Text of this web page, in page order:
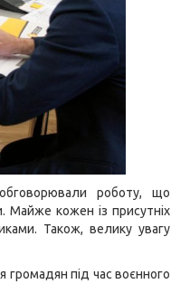
роботу, що
Майже кожен із присутніх
Також, велику увагу
громадян під час воєнного